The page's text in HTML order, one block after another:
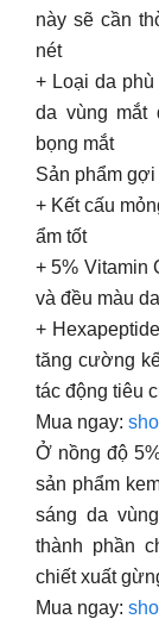
này sẽ cần
nét
+ Loại da
da vùng mắt
bọng mắt
Sản phẩm
+ Kết cấu
ẩm tốt
+ 5% Vitamin
và đều màu
+
tăng cường
tác động tiêu
Mua ngay:
Ở nồng độ
sản phẩm
sáng da
thành phần
chiết xuất
Mua ngay: